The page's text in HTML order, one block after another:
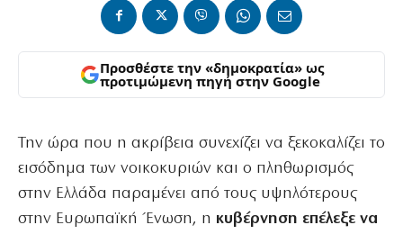
Προσθέστε την «δημοκρατία» ως
προτιμώμενη πηγή στην Google
Την ώρα που η ακρίβεια συνεχίζει να ξεκοκαλίζει το
εισόδημα των νοικοκυριών και ο πληθωρισμός
στην Ελλάδα παραμένει από τους υψηλότερους
στην Ευρωπαϊκή Ένωση, η κυβέρνηση επέλεξε να